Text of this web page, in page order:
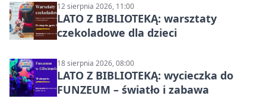
12 sierpnia 2026, 11:00
LATO Z BIBLIOTEKĄ: warsztaty
czekoladowe dla dzieci
18 sierpnia 2026, 08:00
LATO Z BIBLIOTEKĄ: wycieczka do
FUNZEUM – światło i zabawa